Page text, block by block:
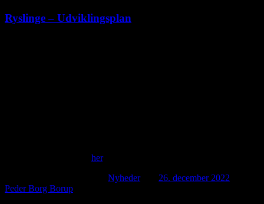
Ryslinge – Udviklingsplan
her.
Nyhederden 26. december 2022
Peder Borg Borup